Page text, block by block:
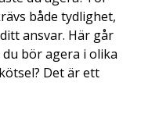
både tydlighet,
ansvar. Här går
bör agera i olika
Det är ett